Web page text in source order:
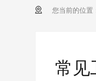
您当前的位置
常见